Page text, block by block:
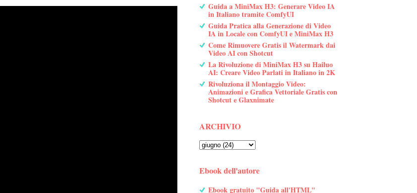
Guida a MiniMax H3: Generare Video IA
in Italiano tramite ComfyUI
Guida Pratica alla Generazione di Video
IA in Locale con ComfyUI e MiniMax H3
Come Rimuovere Gratis il Watermark dai
Video AI con Shotcut
La Rivoluzione di MiniMax H3 su Hailuo
AI: Creare Video Parlati in Italiano in 2K
Rivoluziona il Montaggio Video:
Animazioni e Grafica Vettoriale Gratis con
Shotcut e Glaxnimate
ARCHIVIO
Ebook dell'autore
Ebook gratuito "Guida all'HTML"